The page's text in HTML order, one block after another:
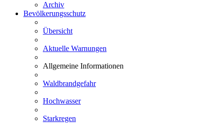
Archiv
Bevölkerungsschutz
Übersicht
Aktuelle Warnungen
Allgemeine Informationen
Waldbrandgefahr
Hochwasser
Starkregen